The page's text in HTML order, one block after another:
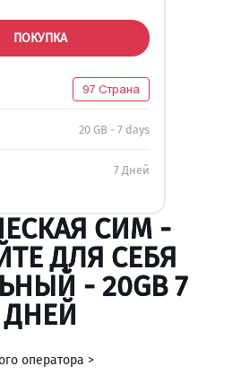
ПОКУПКА
97 Страна
20 GB - 7 days
7 Дней
СИМ -
ДЛЯ СЕБЯ
- 20GB 7
ДНЕЙ
оператора >